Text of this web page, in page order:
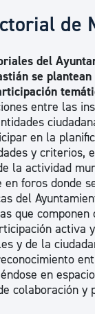
de
del
se
entre las
en la
y criterios,
la actividad
foros donde
del
que componen
activa
y de la
en
colaboración y